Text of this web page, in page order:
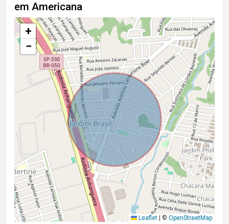
em Americana
+
−
Leaflet © OpenStreetMap